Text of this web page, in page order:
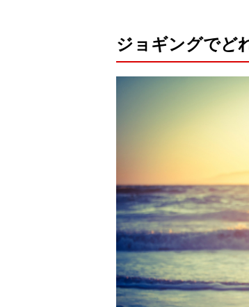
ジョギングでど